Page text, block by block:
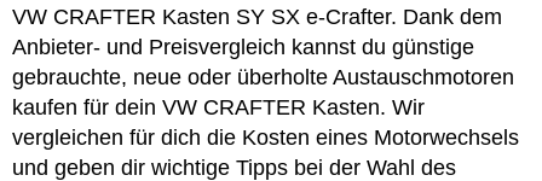
VW CRAFTER Kasten SY SX e-Crafter. Dank dem
Anbieter- und Preisvergleich kannst du günstige
gebrauchte, neue oder überholte Austauschmotoren
kaufen für dein VW CRAFTER Kasten. Wir
vergleichen für dich die Kosten eines Motorwechsels
und geben dir wichtige Tipps bei der Wahl des